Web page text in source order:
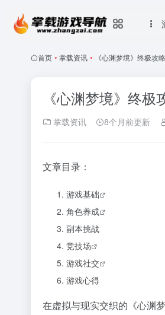
首页 • 掌载资讯 • 《心渊梦境》终极攻
《心渊梦境》终
掌载资讯 8个月前更新
文章目录：
游戏基础
角色养成
副本挑战
竞技场
游戏社交
游戏心得
在虚拟与现实交织的《心渊